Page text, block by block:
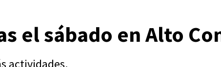
el sábado en Alto
actividades.